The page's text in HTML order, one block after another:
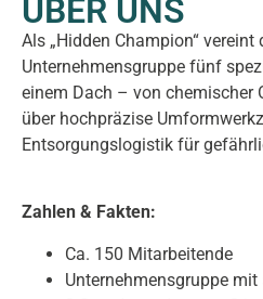
ÜBER UNS
Als „Hidden Champion“ vereint
Unternehmensgruppe fünf
einem Dach – von chemischer
über hochpräzise
Entsorgungslogistik für
Zahlen & Fakten:
Ca. 150 Mitarbeitende
Unternehmensgruppe mit